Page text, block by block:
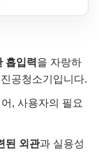
흡입력을 자랑하
공청소기입니다.
, 사용자의 필요
된 외관과 실용성